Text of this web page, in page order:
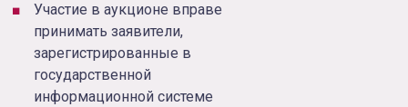
Участие в аукционе вправе
принимать заявители,
зарегистрированные в
государственной
информационной системе